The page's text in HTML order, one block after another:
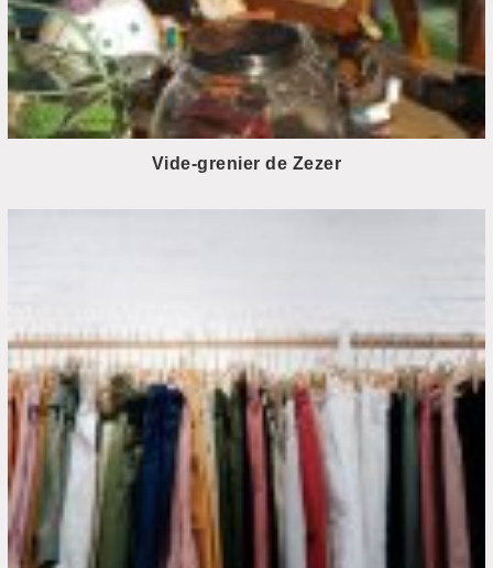
Vide-grenier de Zezer